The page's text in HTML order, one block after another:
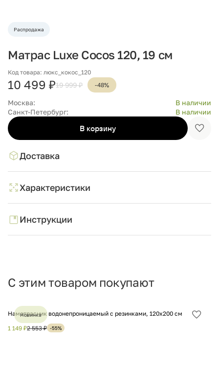
Распродажа
Матрас Luxe Cocos 120, 19 см
Код товара: люкс_кокос_120
10 499 ₽19 999 ₽ -48%
Москва:
В наличии
Санкт-Петербург:
В наличии
В корзину
Доставка
Характеристики
Инструкции
С этим товаром покупают
Наматрасник водонепроницаемый с резинками, 120х200 см
1 149 ₽2 553 ₽ -55%
Новинка